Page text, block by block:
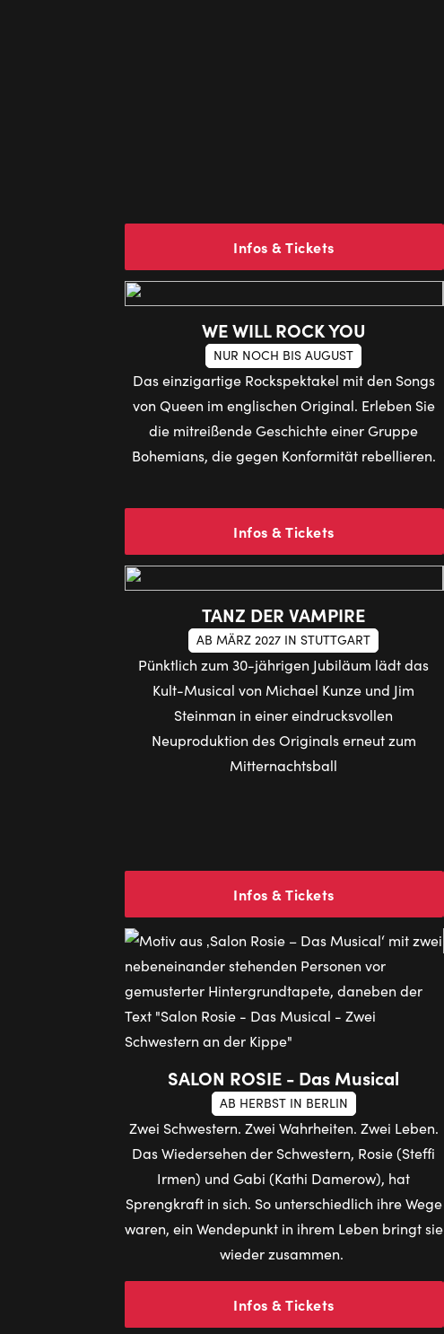
Infos & Tickets
WE WILL ROCK YOU
NUR NOCH BIS AUGUST
Das einzigartige Rockspektakel mit den Songs
von Queen im englischen Original. Erleben Sie
die mitreißende Geschichte einer Gruppe
Bohemians, die gegen Konformität rebellieren.
Infos & Tickets
TANZ DER VAMPIRE
AB MÄRZ 2027 IN STUTTGART
Pünktlich zum 30-jährigen Jubiläum lädt das
Kult-Musical von Michael Kunze und Jim
Steinman in einer eindrucksvollen
Neuproduktion des Originals erneut zum
Mitternachtsball
Infos & Tickets
SALON ROSIE - Das Musical
AB HERBST IN BERLIN
Zwei Schwestern. Zwei Wahrheiten. Zwei Leben.
Das Wiedersehen der Schwestern, Rosie (Steffi
Irmen) und Gabi (Kathi Damerow), hat
Sprengkraft in sich. So unterschiedlich ihre Wege
waren, ein Wendepunkt in ihrem Leben bringt sie
wieder zusammen.
Infos & Tickets